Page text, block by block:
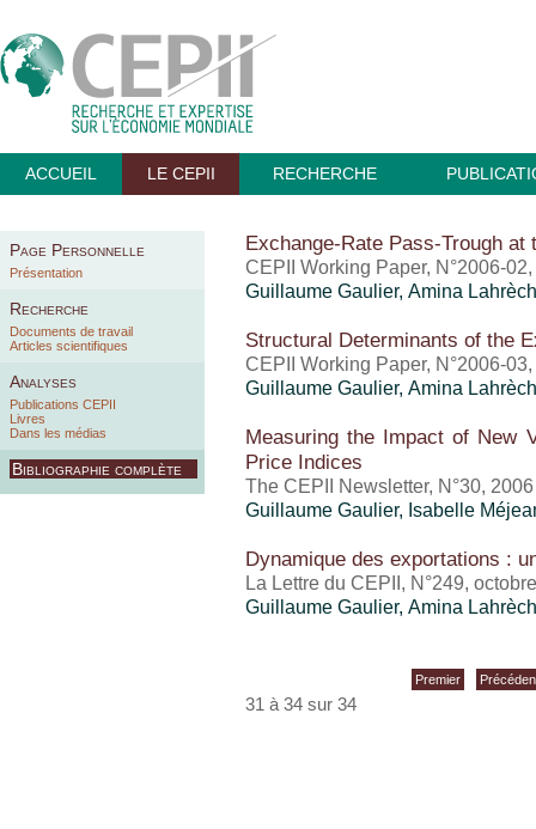
ACCUEIL LE CEPII RECHERCHE
Page Personnelle
Présentation
Recherche
Documents de travail
Articles scientifiques
Analyses
Publications CEPII
Livres
Dans les médias
Bibliographie complète
Exchange-Rate Pass-Trough at
CEPII Working Paper, N°2006-
Guillaume Gaulier, Amina
Structural Determinants of the
CEPII Working Paper, N°2006-
Guillaume Gaulier, Amina
Measuring the Impact of New
Price Indices
The CEPII Newsletter, N°30, 2006
Guillaume Gaulier, Isabelle
Dynamique des exportations :
La Lettre du CEPII, N°249,
Guillaume Gaulier, Amina
Premier
31 à 34 sur 34